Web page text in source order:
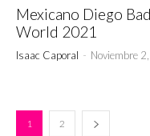
Mexicano Diego
World 2021
Isaac Caporal - Noviembre
1 2